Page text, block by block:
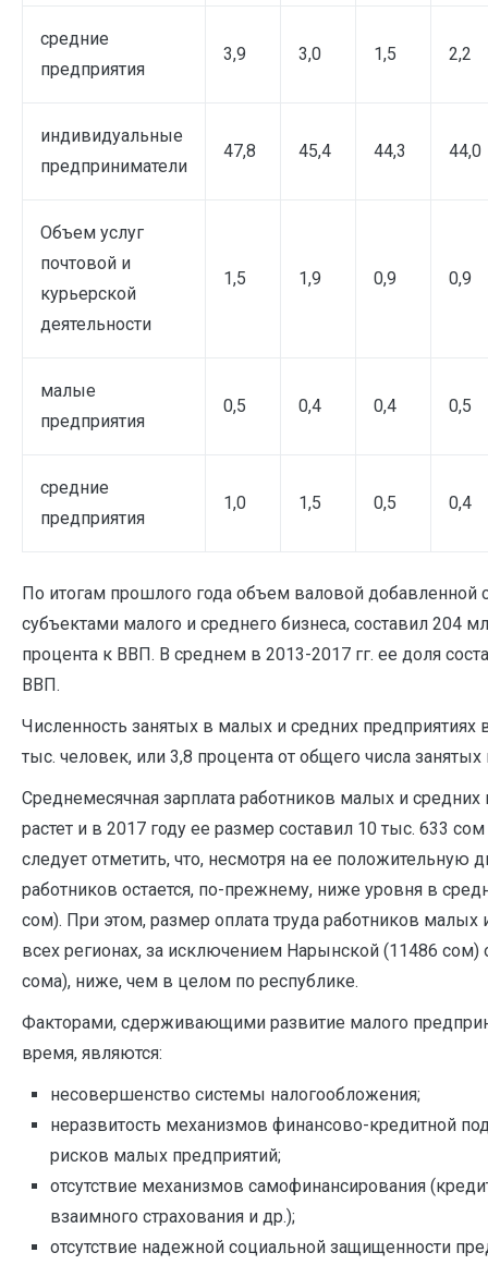
средние
предприятия
3,9 3,0 1,5 2,2
индивидуальные
предприниматели
47,8 45,4 44,3 44,0
Объем услуг
почтовой и
курьерской
деятельности
1,5 1,9 0,9 0,9
малые
предприятия
0,5 0,4 0,4 0,5
средние
предприятия
1,0 1,5 0,5 0,4
По итогам прошлого года объем валовой добавленной
субъектами малого и среднего бизнеса, составил 204
процента к ВВП. В среднем в 2013-2017 гг. ее доля
ВВП.
Численность занятых в малых и средних предприятиях
тыс. человек, или 3,8 процента от общего числа
Среднемесячная зарплата работников малых и средних
растет и в 2017 году ее размер составил 10 тыс. 633
следует отметить, что, несмотря на ее положительную
работников остается, по-прежнему, ниже уровня в
сом). При этом, размер оплата труда работников малых
всех регионах, за исключением Нарынской (11486 сом)
сома), ниже, чем в целом по республике.
Факторами, сдерживающими развитие малого
время, являются:
несовершенство системы налогообложения;
неразвитость механизмов финансово-кредитной
рисков малых предприятий;
отсутствие механизмов самофинансирования
взаимного страхования и др.);
отсутствие надежной социальной защищенности